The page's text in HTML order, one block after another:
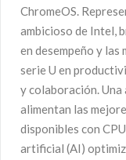
ChromeOS.
ambicioso de Intel,
en desempeño y
serie U en
y colaboración. Una
alimentan las
disponibles con
artificial (AI)